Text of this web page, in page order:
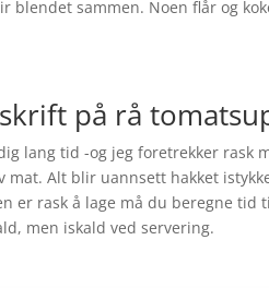
blendet sammen. Noen flår og
på rå
lang tid -og jeg foretrekker rask
mat. Alt blir uannsett hakket
er rask å lage må du beregne tid
men iskald ved servering.